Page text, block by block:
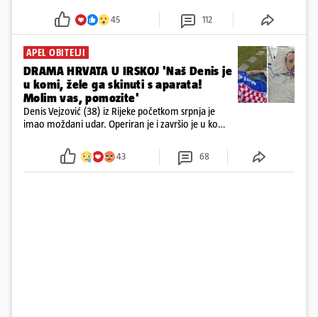
45 112
APEL OBITELJI
DRAMA HRVATA U IRSKOJ 'Naš Denis je
u komi, žele ga skinuti s aparata!
Molim vas, pomozite'
Denis Vejzović (38) iz Rijeke početkom srpnja je
imao moždani udar. Operiran je i završio je u komi.
tamošnji liječnici ne vjeruju u oporavak: 'Imamo
43 68